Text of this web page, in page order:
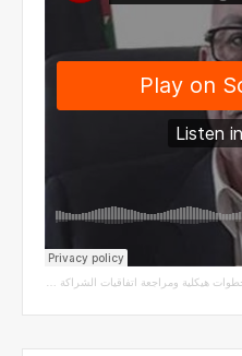
ومراجعة اتفاقيات الشراكة مع سلطة الاحتلال